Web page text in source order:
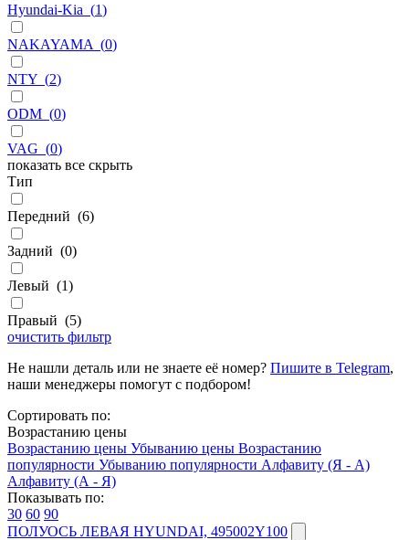
Hyundai-Kia (1)
NAKAYAMA (0)
NTY (2)
ODM (0)
VAG (0)
показать все скрыть
Тип
Передний (6)
Задний (0)
Левый (1)
Правый (5)
очистить фильтр
Не нашли деталь или не знаете её номер? Пишите в Telegram,
наши менеджеры помогут с подбором!
Сортировать по:
Возрастанию цены
Возрастанию цены Убыванию цены Возрастанию
популярности Убыванию популярности Алфавиту (Я - А)
Алфавиту (А - Я)
Показывать по:
30 60 90
ПОЛУОСЬ ЛЕВАЯ HYUNDAI, 495002Y100